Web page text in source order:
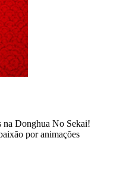
na Donghua No Sekai!
por animações